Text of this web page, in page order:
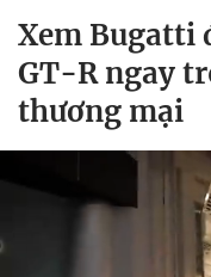
Xem Bugatti
GT-R ngay
thương mại